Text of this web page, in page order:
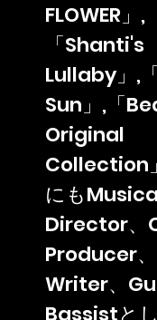
FLOWER」,
「Shanti's
Lullaby」,
Sun」,「
Original
Collection」
にも
Director、
Producer
Writer、
Bassistとし